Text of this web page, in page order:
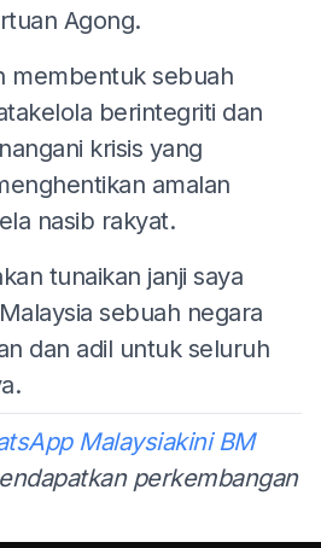
Agong.
membentuk sebuah
berintegriti dan
krisis yang
amalan
nasib rakyat.
tunaikan janji saya
sebuah negara
dan adil untuk seluruh
Malaysiakini BM
perkembangan